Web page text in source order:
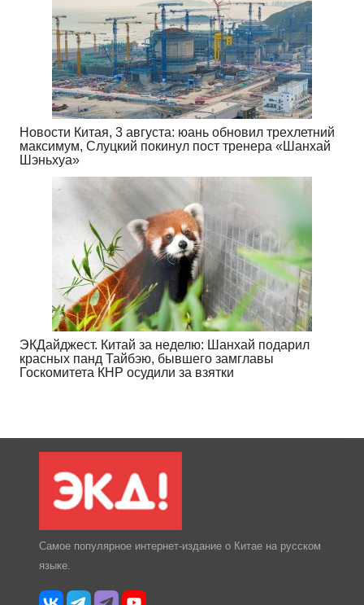
Новости Китая, 3 августа: юань обновил трехлетний
максимум, Слуцкий покинул пост тренера «Шанхай
Шэньхуа»
ЭКДайджест. Китай за неделю: Шанхай подарил
красных панд Тайбэю, бывшего замглавы
Госкомитета КНР осудили за взятки
Самое популярное интернет-издание о Китае на русском
языке.